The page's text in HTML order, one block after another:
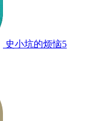
史小坑的烦恼5